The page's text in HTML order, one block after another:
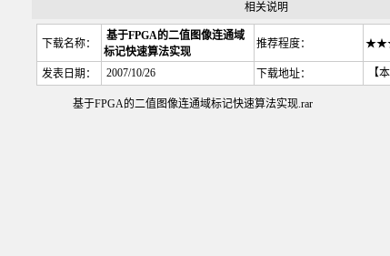
相关说明
下载名称：
基于FPGA的二值图像连通域
标记快速算法实现
推荐程度：
发表日期： 2007/10/26 下载地址： 【
基于FPGA的二值图像连通域标记快速算法实现.rar